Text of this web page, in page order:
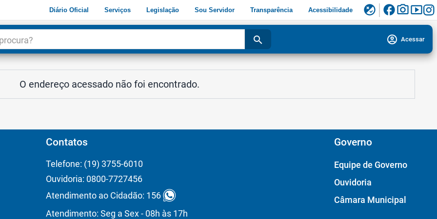
Diário Oficial Serviços Legislação Sou Servidor Transparência Acessibilidade flaky facebookphoto_camerasmart_display
search account_circle Acessar
O endereço acessado não foi encontrado.
Contatos
Telefone: (19) 3755-6010
Ouvidoria: 0800-7727456
Atendimento ao Cidadão: 156
Atendimento: Seg a Sex - 08h às 17h
Governo
Equipe de Governo
Ouvidoria
Câmara Municipal